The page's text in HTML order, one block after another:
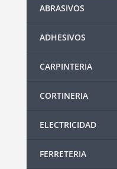
ABRASIVOS
ADHESIVOS
CARPINTERIA
CORTINERIA
ELECTRICIDAD
FERRETERIA